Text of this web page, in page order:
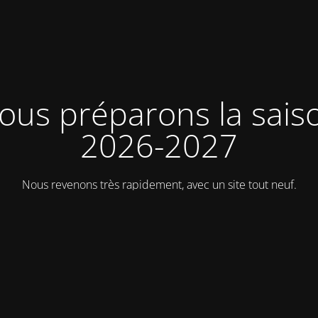
préparons la
2026-2027
Nous revenons très rapidement, avec un site tout neuf.